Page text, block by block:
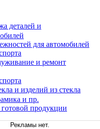
деталей и
для автомобилей
и ремонт
и изделий из стекла
и пр.
продукции
Рекламы нет.